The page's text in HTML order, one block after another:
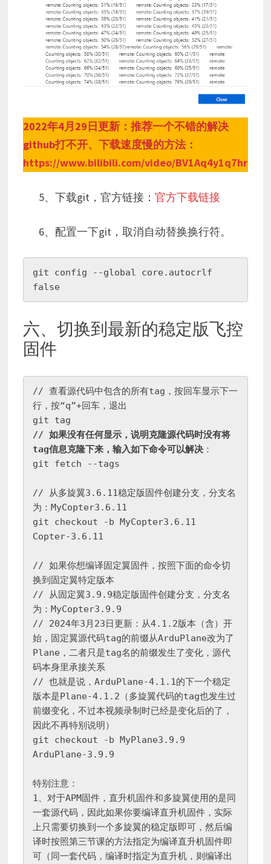
2022年4月29日更新：推荐一个不错的解决
github打不开、下载速度慢的方法：
https://www.bilibili.com/video/BV1Aq4y1q7hr
5、下载git，官方链接： 官方下载链接
6、配置一下git，取消自动替换换行符。
git config --global core.autocrlf
false
六、切换到最新的稳定版飞控
固件
// 查看源代码中包含的所有tag，按回车显示下一
行，按“q”+回车，退出
// 如果没有任何显示，说明克隆源代码时没有将
tag信息克隆下来，输入如下命令可以解决：
git fetch --tags
// 从多旋翼3.6.11稳定版固件创建分支，分支名
为：MyCopter3.6.11
git checkout -b MyCopter3.6.11
Copter-3.6.11
// 如果你想编译固定翼固件，按照下面的命令切
换到固定翼特定版本
// 从固定翼3.9.9稳定版固件创建分支，分支名
为：MyCopter3.9.9
// 2024年3月23日更新：从4.1.2版本（含）开
始，固定翼源代码tag的前缀从ArduPlane改为了
Plane，二者只是tag名的前缀发生了变化，源代
码本身里承接关系
// 也就是说，ArduPlane-4.1.1的下一个稳定
版本是Plane-4.1.2（多旋翼代码的tag也发生过
前缀变化，不过本视频录制时已经是变化后的了，
因此不再特别说明）
git checkout -b MyPlane3.9.9
ArduPlane-3.9.9
特别注意：
1、对于APM固件，直升机固件和多旋翼使用的是同
一套源代码，因此如果你要编译直升机固件，实际
上只需要切换到一个多旋翼的稳定版即可，然后编
译时按照第三节课的方法指定为编译直升机固件即
可（同一套代码，编译时指定为直升机，则编译出